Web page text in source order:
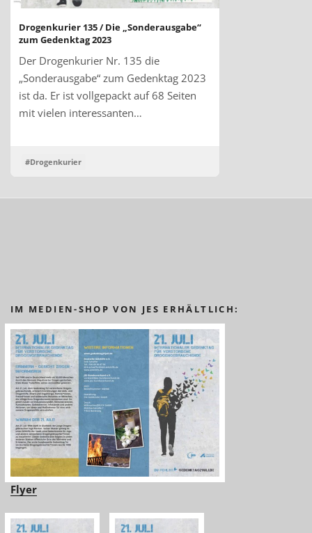
Drogenkurier 135 / Die „Sonderausgabe“
zum Gedenktag 2023
Der Drogenkurier Nr. 135 die
„Sonderausgabe“ zum Gedenktag 2023
ist da. Er ist vollgepackt auf 68 Seiten
mit vielen interessanten…
#Drogenkurier
IM MEDIEN-SHOP VON JES ERHÄLTLICH:
Flyer